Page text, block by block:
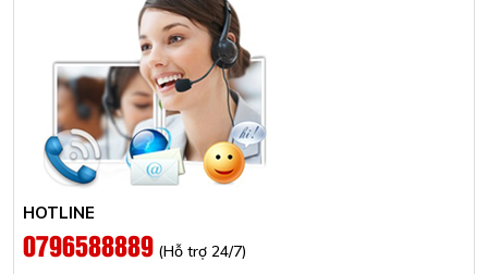
HOTLINE
0796588889 (Hỗ trợ 24/7)